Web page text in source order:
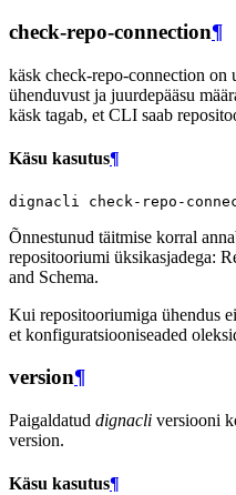
check-repo-connection¶
käsk check-repo-connection on
ühenduvust ja juurdepääsu
käsk tagab, et CLI saab
Käsu kasutus¶
dignacli
Õnnestunud täitmise korral
repositooriumi üksikasjadega:
and Schema.
Kui repositooriumiga ühendus
et konfiguratsiooniseaded
version¶
Paigaldatud dignacli versiooni
version.
Käsu kasutus¶